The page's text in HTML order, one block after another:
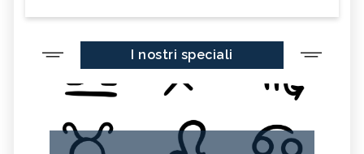
I nostri speciali